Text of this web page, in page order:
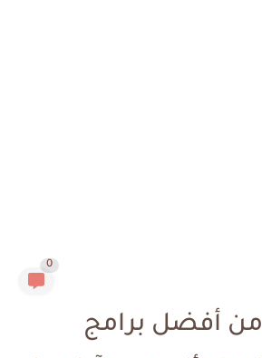
0
نقدم لكم 7 من أفضل برامج